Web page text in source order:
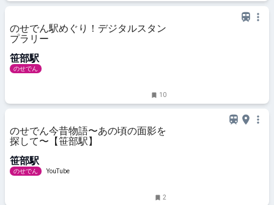
のせでん駅めぐり！デジタルスタン
プラリー
笹部駅
のせでん
10
のせでん今昔物語〜あの頃の面影を
探して〜【笹部駅】
笹部駅
のせでん YouTube
2